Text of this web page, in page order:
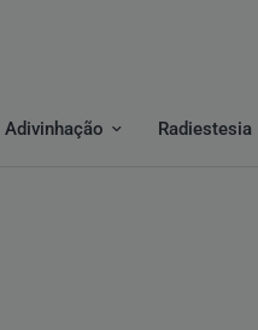
Adivinhação Radiestesia